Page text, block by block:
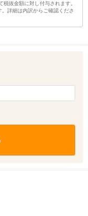
抜金額に対し付与されます。
詳細は内訳からご確認くださ